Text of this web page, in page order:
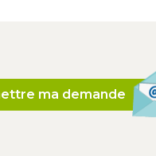
ma demande